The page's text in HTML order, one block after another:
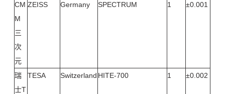
CM
M
三
次
元
ZEISS Germany SPECTRUM 1 ±0.001
瑞
士T
TESA Switzerland HITE-700 1 ±0.002